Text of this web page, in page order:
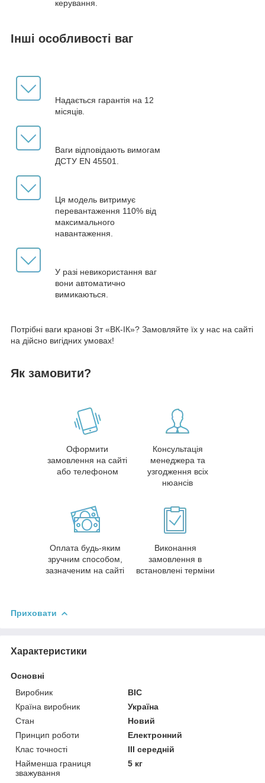
керування.
Інші особливості ваг
Надається гарантія на 12
місяців.
Ваги відповідають вимогам
ДСТУ EN 45501.
Ця модель витримує
перевантаження 110% від
максимального
навантаження.
У разі невикористання ваг
вони автоматично
вимикаються.
Потрібні ваги кранові 3т «ВК-ІК»? Замовляйте їх у нас на сайті
на дійсно вигідних умовах!
Як замовити?
Оформити
замовлення на сайті
або телефоном
Консультація
менеджера та
узгодження всіх
нюансів
Оплата будь-яким
зручним способом,
зазначеним на сайті
Виконання
замовлення в
встановлені терміни
Приховати
Характеристики
Основні
Виробник
ВІС
Країна виробник
Україна
Стан
Новий
Принцип роботи
Електронний
Клас точності
ІІІ середній
Найменша границя
зважування
5 кг